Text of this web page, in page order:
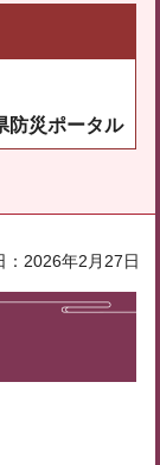
防災ポータル
：2026年2月27日